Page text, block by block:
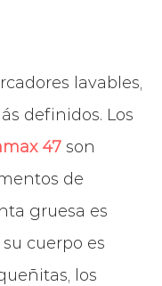
lavables,
definidos. Los
47 son
de
gruesa es
cuerpo es
los